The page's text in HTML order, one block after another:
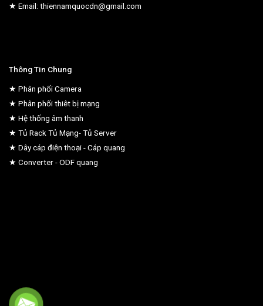
★ Email: thiennamquocdn@gmail.com
Thông Tin Chung
★ Phân phối Camera
★ Phân phối thiêt bị mạng
★ Hệ thống âm thanh
★ Tủ Rack Tủ Mạng- Tủ Server
★ Dây cáp điện thoại - Cáp quang
★ Converter - ODF quang